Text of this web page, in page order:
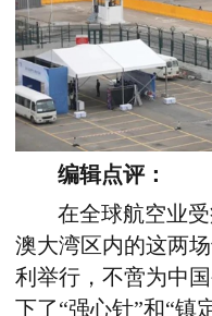
编辑点评：
在全球航空业
澳大湾区内的这两
利举行，不啻为中
下了“强心针”和“镇